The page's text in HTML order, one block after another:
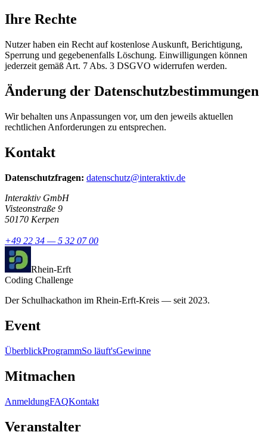
Ihre Rechte
Nutzer haben ein Recht auf kostenlose Auskunft, Berichtigung,
Sperrung und gegebenenfalls Löschung. Einwilligungen können
jederzeit gemäß Art. 7 Abs. 3 DSGVO widerrufen werden.
Änderung der Datenschutzbestimmungen
Wir behalten uns Anpassungen vor, um den jeweils aktuellen
rechtlichen Anforderungen zu entsprechen.
Kontakt
Datenschutzfragen: datenschutz@interaktiv.de
Interaktiv GmbH
Visteonstraße 9
50170 Kerpen
+49 22 34 — 5 32 07 00
Rhein-Erft
Coding Challenge
Der Schulhackathon im Rhein-Erft-Kreis — seit 2023.
Event
ÜberblickProgrammSo läuft'sGewinne
Mitmachen
AnmeldungFAQKontakt
Veranstalter